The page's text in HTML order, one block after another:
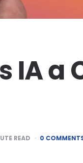
IA a
READ 0